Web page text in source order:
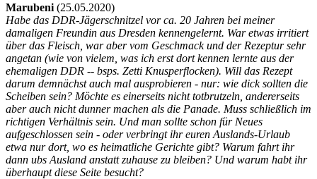
Marubeni (25.05.2020)
Habe das DDR-Jägerschnitzel vor ca. 20 Jahren bei meiner
damaligen Freundin aus Dresden kennengelernt. War etwas irritiert
über das Fleisch, war aber vom Geschmack und der Rezeptur sehr
angetan (wie von vielem, was ich erst dort kennen lernte aus der
ehemaligen DDR -- bsps. Zetti Knusperflocken). Will das Rezept
darum demnächst auch mal ausprobieren - nur: wie dick sollten die
Scheiben sein? Möchte es einerseits nicht totbrutzeln, andererseits
aber auch nicht dunner machen als die Panade. Muss schließlich im
richtigen Verhältnis sein. Und man sollte schon für Neues
aufgeschlossen sein - oder verbringt ihr euren Auslands-Urlaub
etwa nur dort, wo es heimatliche Gerichte gibt? Warum fahrt ihr
dann ubs Ausland anstatt zuhause zu bleiben? Und warum habt ihr
überhaupt diese Seite besucht?